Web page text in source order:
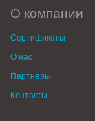
О компании
Сертификаты
О нас
Партнеры
Контакты